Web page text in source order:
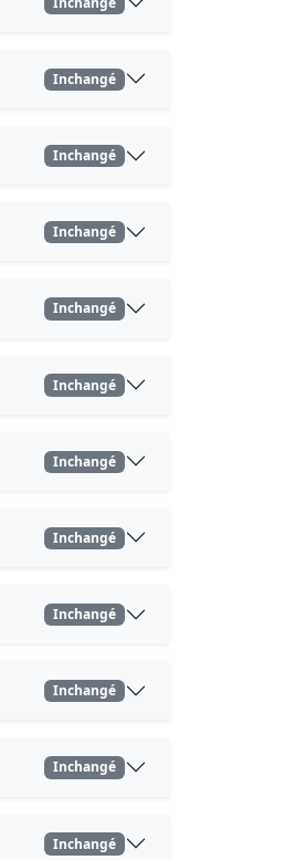
Inchangé
Inchangé
Inchangé
Inchangé
Inchangé
Inchangé
Inchangé
Inchangé
Inchangé
Inchangé
Inchangé